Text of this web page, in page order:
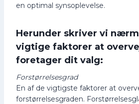
en optimal synsoplevelse.
Herunder skriver vi
vigtige faktorer at
foretager dit valg:
Forstørrelsesgrad
En af de vigtigste faktorer at
forstørrelsesgraden.